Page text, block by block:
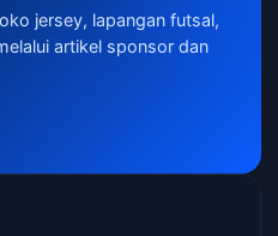
jersey, lapangan futsal,
artikel sponsor dan